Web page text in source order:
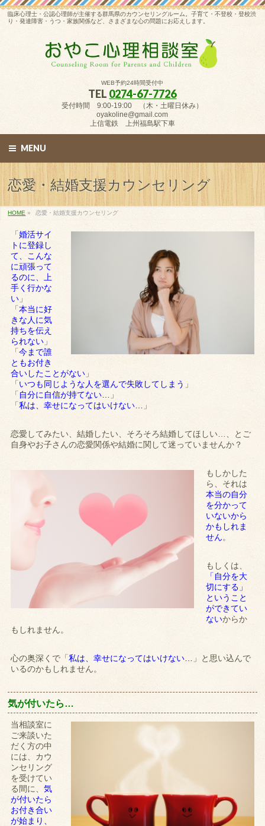
臨床心理士・公認心理師が主催する群馬県のカウンセリングルーム。子育て・不登校・登校渋
り・発達障害・うつ・家族関係など、さまざまな心の問題にお応えします。
WEB予約24時間受付中
TEL 0274-67-7726
受付時間 9:00-19:00 （木・土曜日休み）
oyakoline@gmail.com
上信電鉄 上州福島駅下車
MENU
恋愛・結婚支援カウンセリング
HOME » 恋愛・結婚支援カウンセリング
「婚活サイ
トに登録し
て、こんな
に頑張って
るのに、上
手く行かな
い 」
「本当に好
きな人に気
持ちを伝え
られない 」
「今まで誰
ともお付き
合いしたことがない 」
「 いつも同じような人を選んで失敗してしまう 」
「 自分に自信が持てない…
」
「私は、幸せになってはいけない… 」
恋愛してみたい、結婚したい、そろそろ結婚してほしい…、とご
自身やお子さんの恋愛関係や結婚に関して迷っていませんか？
もしかした
ら、それは
本当の自分
を分かって
いないから
かもしれま
せん。
もしくは、
「自分を大
切にする」
ということ
ができてい
ないからか
もしれません。
心の奥深くで「私は、幸せになってはいけない…
」と思い込んで
いるのかもしれません。
気が付いたら…
当相談室に
ご来談いた
だく方の中
には、カウ
ンセリング
を受けてい
る間に、気
が付いたら
お付き合い
が始まり、